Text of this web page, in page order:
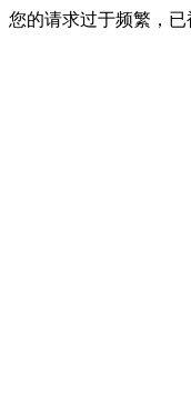
您的请求过于频繁，已